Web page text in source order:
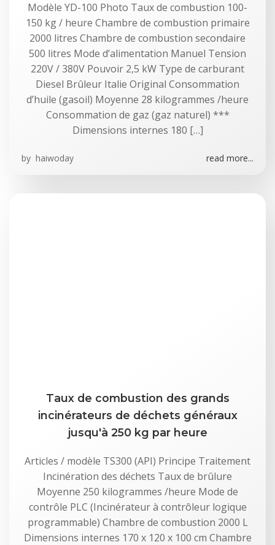
Modèle YD-100 Photo Taux de combustion 100-
150 kg / heure Chambre de combustion primaire
2000 litres Chambre de combustion secondaire
500 litres Mode d’alimentation Manuel Tension
220V / 380V Pouvoir 2,5 kW Type de carburant
Diesel Brûleur Italie Original Consommation
d’huile (gasoil) Moyenne 28 kilogrammes /heure
Consommation de gaz (gaz naturel) ***
Dimensions internes 180 […]
by haiwoday read more...
Taux de combustion des grands
incinérateurs de déchets généraux
jusqu'à 250 kg par heure
Articles / modèle TS300 (API) Principe Traitement
Incinération des déchets Taux de brûlure
Moyenne 250 kilogrammes /heure Mode de
contrôle PLC (Incinérateur à contrôleur logique
programmable) Chambre de combustion 2000 L
Dimensions internes 170 x 120 x 100 cm Chambre